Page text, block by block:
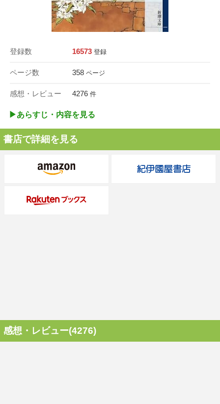
登録数 16573 登録
ページ数 358 ページ
感想・レビュー 4276 件
▶︎あらすじ・内容を見る
書店で詳細を見る
感想・レビュー(4276)